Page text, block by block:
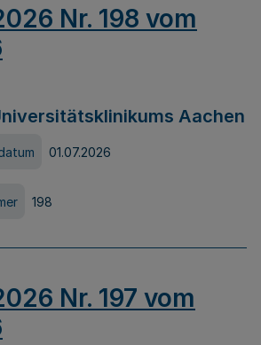
Nr. 198 vom
Aachen
01.07.2026
198
Nr. 197 vom